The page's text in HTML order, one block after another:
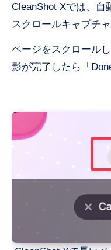
CleanShot Xでは、自
スクロールキャプチ
ページをスクロール
影が完了したら「